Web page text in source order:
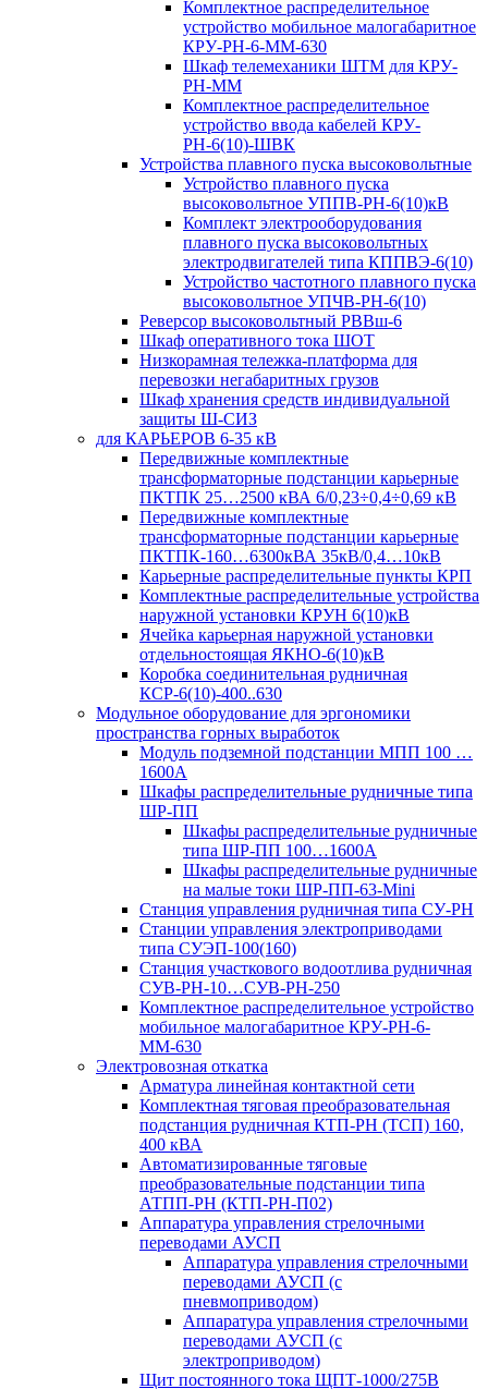
Комплектное распределительное
устройство мобильное малогабаритное
КРУ-РН-6-ММ-630
Шкаф телемеханики ШТМ для КРУ-
РН-ММ
Комплектное распределительное
устройство ввода кабелей КРУ-
РН-6(10)-ШВК
Устройства плавного пуска высоковольтные
Устройство плавного пуска
высоковольтное УППВ-РН-6(10)кВ
Комплект электрооборудования
плавного пуска высоковольтных
электродвигателей типа КППВЭ-6(10)
Устройство частотного плавного пуска
высоковольтное УПЧВ-РН-6(10)
Реверсор высоковольтный РВВш-6
Шкаф оперативного тока ШОТ
Низкорамная тележка-платформа для
перевозки негабаритных грузов
Шкаф хранения средств индивидуальной
защиты Ш-СИЗ
для КАРЬЕРОВ 6-35 кВ
Передвижные комплектные
трансформаторные подстанции карьерные
ПКТПК 25…2500 кВА 6/0,23÷0,4÷0,69 кВ
Передвижные комплектные
трансформаторные подстанции карьерные
ПКТПК-160…6300кВА 35кВ/0,4…10кВ
Карьерные распределительные пункты КРП
Комплектные распределительные устройства
наружной установки КРУН 6(10)кВ
Ячейка карьерная наружной установки
отдельностоящая ЯКНО-6(10)кВ
Коробка соединительная рудничная
КСР-6(10)-400..630
Модульное оборудование для эргономики
пространства горных выработок
Модуль подземной подстанции МПП 100 …
1600А
Шкафы распределительные рудничные типа
ШР-ПП
Шкафы распределительные рудничные
типа ШР-ПП 100…1600А
Шкафы распределительные рудничные
на малые токи ШР-ПП-63-Mini
Станция управления рудничная типа СУ-РН
Станции управления электроприводами
типа СУЭП-100(160)
Станция участкового водоотлива рудничная
СУВ-РН-10…СУВ-РН-250
Комплектное распределительное устройство
мобильное малогабаритное КРУ-РН-6-
ММ-630
Электровозная откатка
Арматура линейная контактной сети
Комплектная тяговая преобразовательная
подстанция рудничная КТП-РН (ТСП) 160,
400 кВА
Автоматизированные тяговые
преобразовательные подстанции типа
АТПП-РН (КТП-РН-П02)
Аппаратура управления стрелочными
переводами АУСП
Аппаратура управления стрелочными
переводами АУСП (с
пневмоприводом)
Аппаратура управления стрелочными
переводами АУСП (с
электроприводом)
Щит постоянного тока ЩПТ-1000/275В